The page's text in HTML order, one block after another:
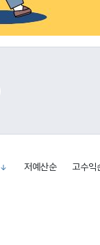
저예산순 고수익